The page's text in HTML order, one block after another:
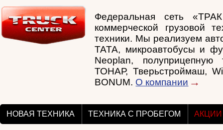
Федеральная сеть
коммерческой грузовой
техники. Мы реализуем
TATA, микроавтобусы и
Neoplan,
ТОНАР, Тверьстроймаш,
BONUM. О компании
НОВАЯ ТЕХНИКА ТЕХНИКА С ПРОБЕГОМ АКЦИИ